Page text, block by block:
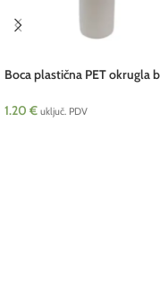
Boca plastična PET okrugla
1.20 € uključ. PDV